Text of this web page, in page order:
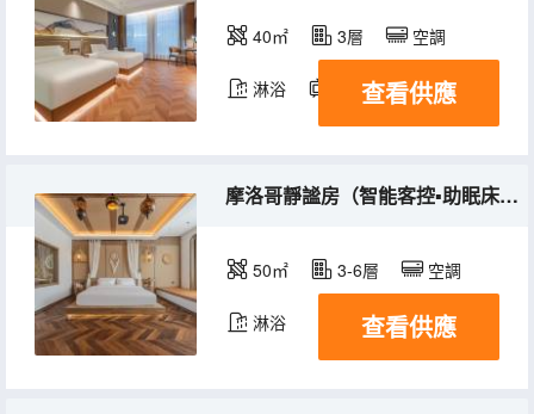
40㎡ 3層 空調
淋浴 電視機
查看供應
摩洛哥靜謐房（智能客控▪助眠床墊▪百寸投屏幕布）
50㎡ 3-6層 空調
淋浴 查看供應